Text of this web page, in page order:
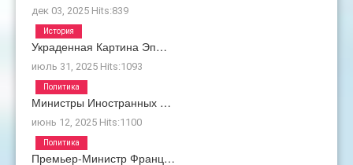
дек 03, 2025 Hits:839
Украденная Картина Эп…
июль 31, 2025 Hits:1093
История
Министры Иностранных …
июнь 12, 2025 Hits:1100
Политика
Премьер-Министр Франц…
Политика